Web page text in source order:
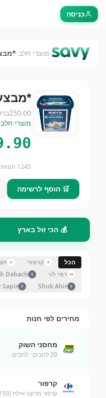
כניסה
›מוצרי חלב›
250.00
מוצרי חלב
1245 חנויות
🛒 הוסף לרשימה
💰 הכי זול בארץ
הכל קרפור
רמי לוי
S
Dabach
S
Shuk Ahir
S
Sapir
מחירים לפי חנות
מחסני השוק
20 להבים · להבים
קרפור
קרפור מרקט אילת (2150)